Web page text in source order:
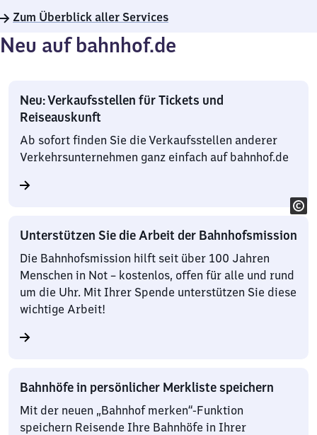
Zum Überblick aller Services
Neu auf bahnhof.de
Neu: Verkaufsstellen für Tickets und
Reiseauskunft
Ab sofort finden Sie die Verkaufsstellen anderer
Verkehrsunternehmen ganz einfach auf bahnhof.de
Unterstützen Sie die Arbeit der Bahnhofsmission
Die Bahnhofsmission hilft seit über 100 Jahren
Menschen in Not – kostenlos, offen für alle und rund
um die Uhr. Mit Ihrer Spende unterstützen Sie diese
wichtige Arbeit!
Bahnhöfe in persönlicher Merkliste speichern
Mit der neuen „Bahnhof merken“-Funktion
speichern Reisende Ihre Bahnhöfe in Ihrer